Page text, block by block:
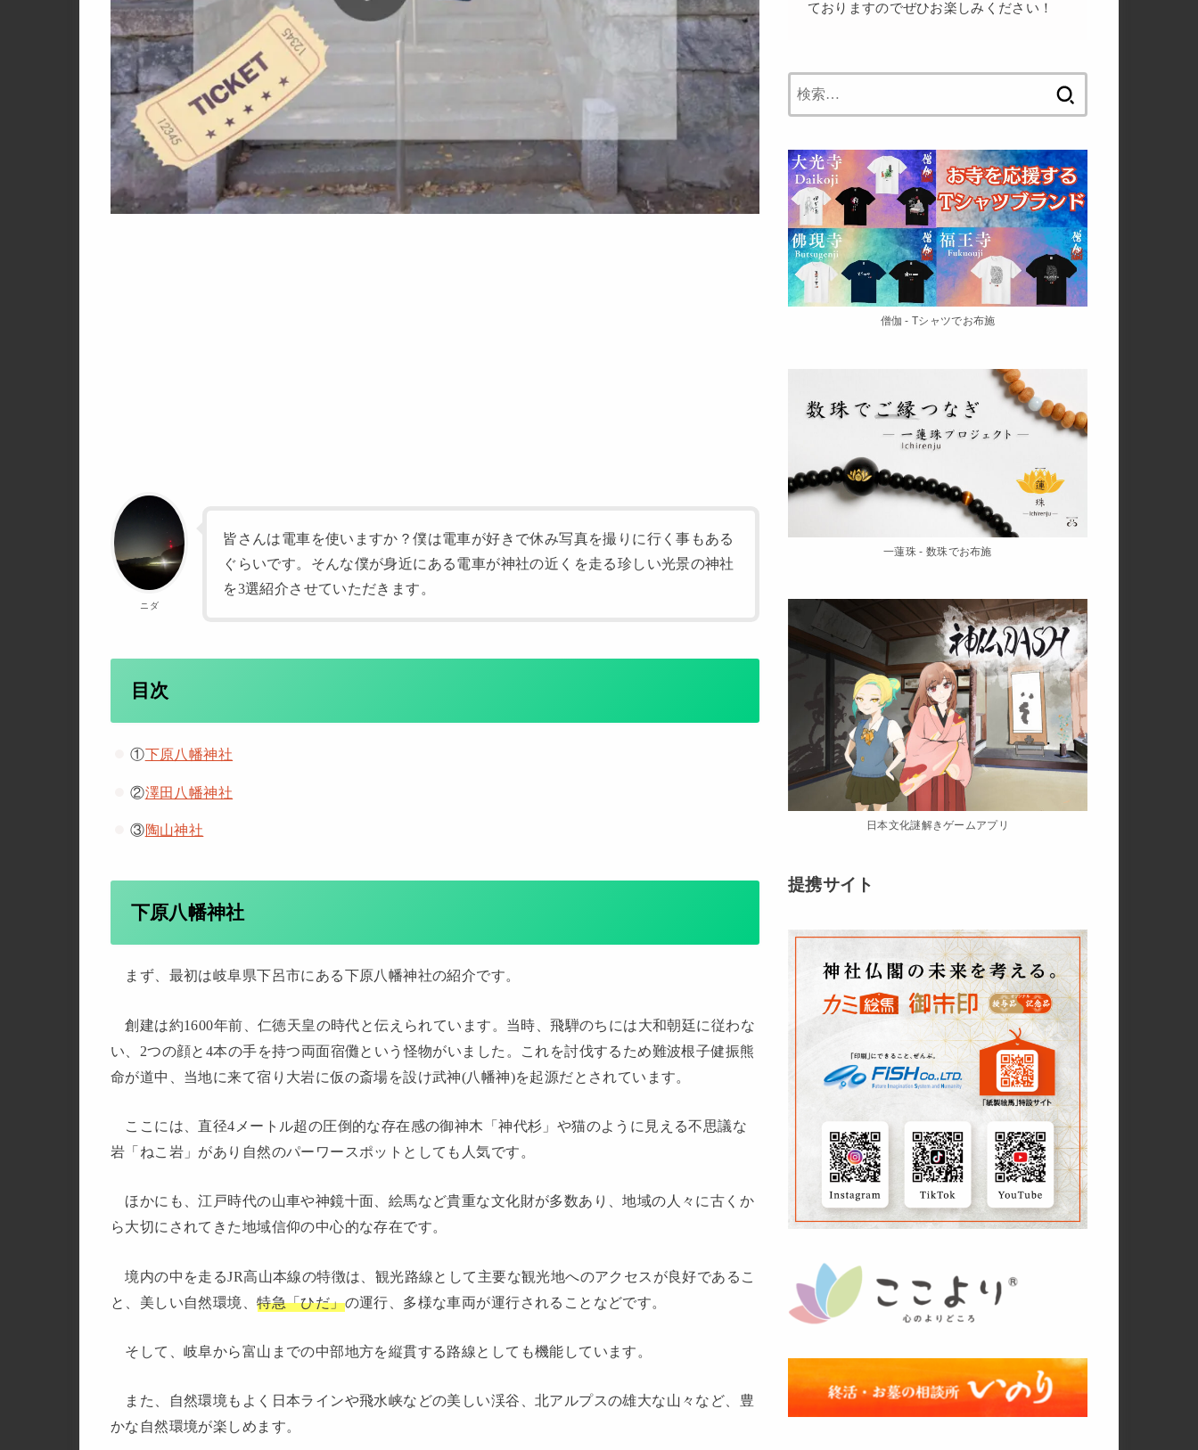
ニダ
皆さんは電車を使いますか？僕は電車が好きで休み写真を撮りに行く事もある
ぐらいです。そんな僕が身近にある電車が神社の近くを走る珍しい光景の神社
を3選紹介させていただきます。
目次
①下原八幡神社
②澤田八幡神社
③陶山神社
下原八幡神社
まず、最初は岐阜県下呂市にある下原八幡神社の紹介です。
創建は約1600年前、仁徳天皇の時代と伝えられています。当時、飛騨のちには大和朝廷に従わな
い、2つの顔と4本の手を持つ両面宿儺という怪物がいました。これを討伐するため難波根子健振熊
命が道中、当地に来て宿り大岩に仮の斎場を設け武神(八幡神)を起源だとされています。
ここには、直径4メートル超の圧倒的な存在感の御神木「神代杉」や猫のように見える不思議な
岩「ねこ岩」があり自然のパーワースポットとしても人気です。
ほかにも、江戸時代の山車や神鏡十面、絵馬など貴重な文化財が多数あり、地域の人々に古くか
ら大切にされてきた地域信仰の中心的な存在です。
境内の中を走るJR高山本線の特徴は、観光路線として主要な観光地へのアクセスが良好であるこ
と、美しい自然環境、特急「ひだ」の運行、多様な車両が運行されることなどです。
そして、岐阜から富山までの中部地方を縦貫する路線としても機能しています。
また、自然環境もよく日本ラインや飛水峡などの美しい渓谷、北アルプスの雄大な山々など、豊
かな自然環境が楽しめます。
ておりますのでぜひお楽しみください！
僧伽 - Tシャツでお布施
一蓮珠 - 数珠でお布施
日本文化謎解きゲームアプリ
提携サイト